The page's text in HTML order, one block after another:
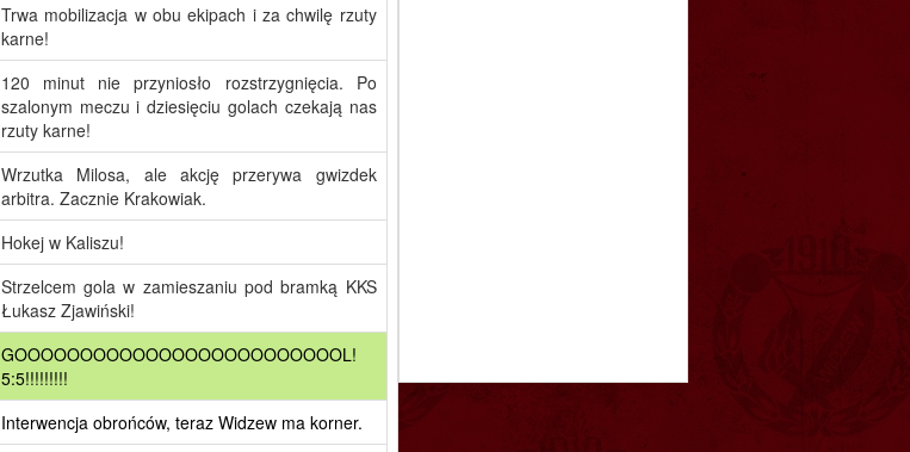
Trwa mobilizacja w obu ekipach i za chwilę rzuty
karne!
120 minut nie przyniosło rozstrzygnięcia. Po
szalonym meczu i dziesięciu golach czekają nas
rzuty karne!
Wrzutka Milosa, ale akcję przerywa gwizdek
arbitra. Zacznie Krakowiak.
Hokej w Kaliszu!
Strzelcem gola w zamieszaniu pod bramką KKS
Łukasz Zjawiński!
GOOOOOOOOOOOOOOOOOOOOOOOOOL!
5:5!!!!!!!!!
Interwencja obrońców, teraz Widzew ma korner.